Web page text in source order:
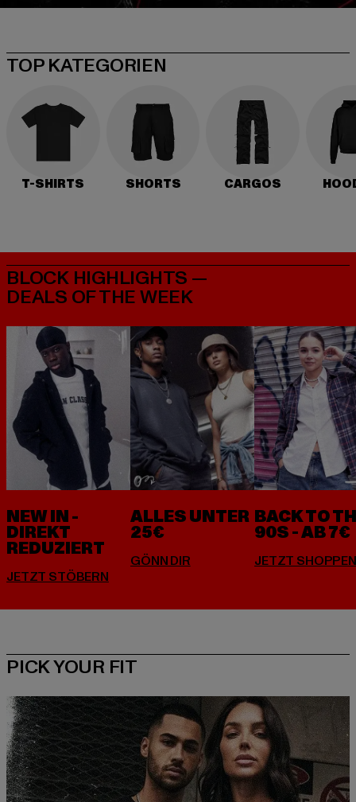
TOP KATEGORIEN
T-SHIRTS SHORTS CARGOS
BLOCK HIGHLIGHTS —
DEALS OF THE WEEK
NEW IN -
DIREKT
REDUZIERT
ALLES UNTER
25€
BACK TO
90S - AB 7€
PICK YOUR FIT